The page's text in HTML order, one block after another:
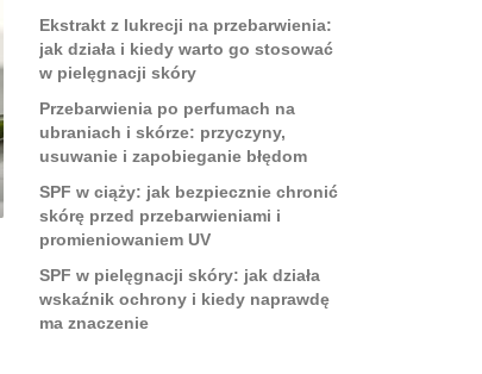
Ekstrakt z lukrecji na przebarwienia:
jak działa i kiedy warto go stosować
w pielęgnacji skóry
Przebarwienia po perfumach na
ubraniach i skórze: przyczyny,
usuwanie i zapobieganie błędom
SPF w ciąży: jak bezpiecznie chronić
skórę przed przebarwieniami i
promieniowaniem UV
SPF w pielęgnacji skóry: jak działa
wskaźnik ochrony i kiedy naprawdę
ma znaczenie